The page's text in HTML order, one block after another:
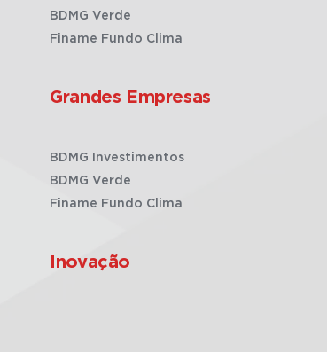
BDMG Verde
Finame Fundo Clima
Grandes Empresas
BDMG Investimentos
BDMG Verde
Finame Fundo Clima
Inovação